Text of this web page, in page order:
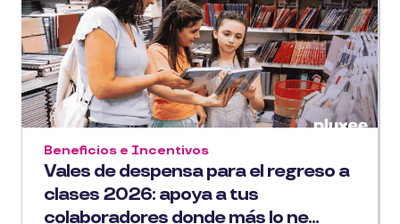
Vales de despensa para el regreso a
clases 2026: apoya a tus
colaboradores donde más lo ne...
Beneficios e Incentivos